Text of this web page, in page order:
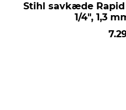
Stihl savkæde
1/4", 1,3